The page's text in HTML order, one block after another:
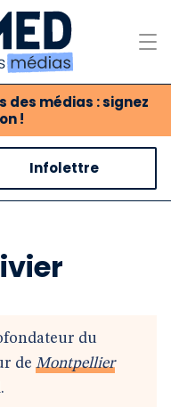
médias : signez
!
médias
Infolettre
du
de Montpellier